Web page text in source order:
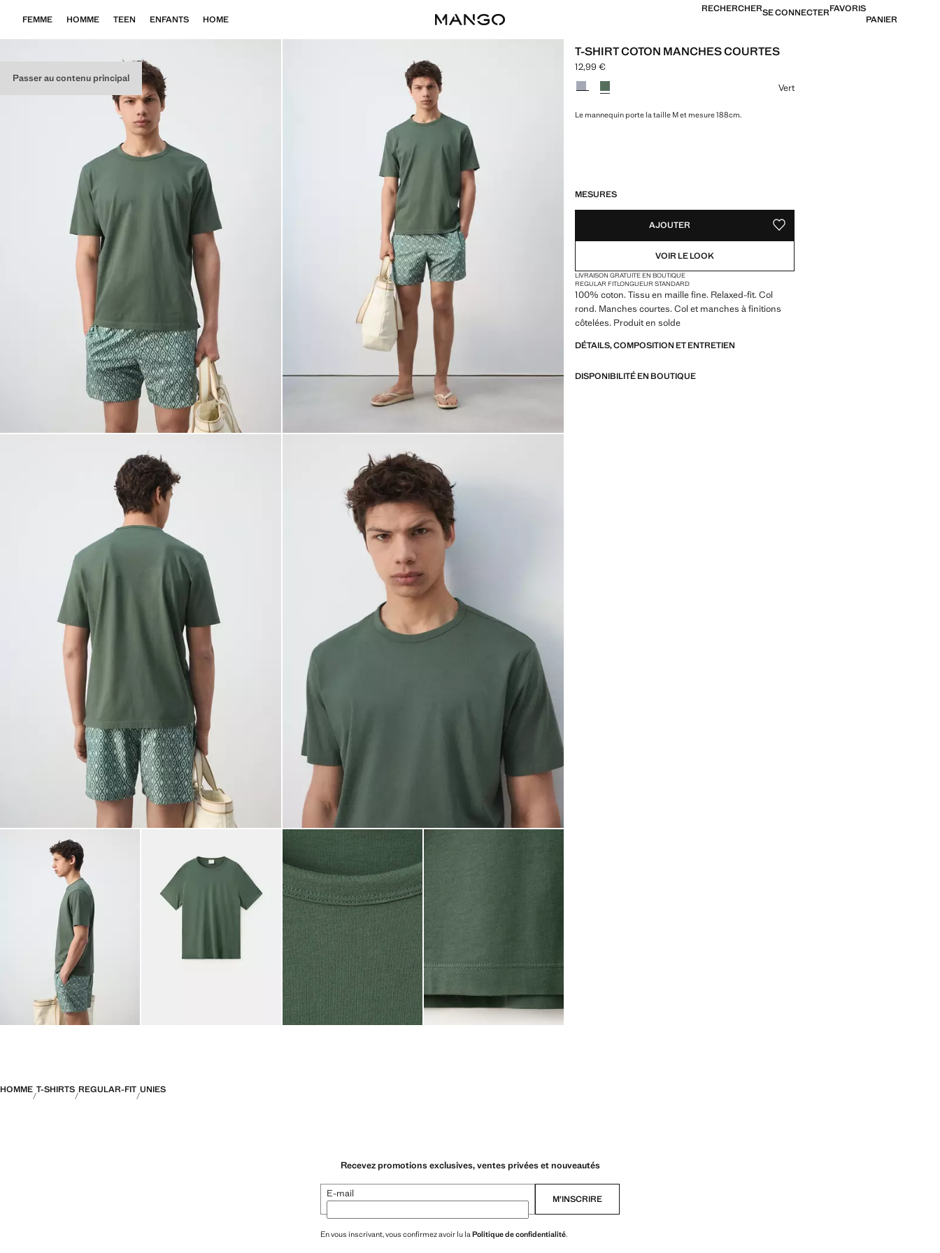
Passer au contenu principal
FEMME HOMME TEEN ENFANTS HOME
RECHERCHERSE CONNECTERFAVORIS
PANIER
T-SHIRT COTON MANCHES COURTES
Prix actuel [12,99 € ]
12,99 €
Choisissez une couleur
Vert
Le mannequin porte la taille M et mesure 188cm.
MESURES
AJOUTER AJOUTER AUX FAVORIS
VOIR LE LOOK
LIVRAISON GRATUITE EN BOUTIQUE
REGULAR FITLONGUEUR STANDARD
100% coton. Tissu en maille fine. Relaxed-fit. Col
rond. Manches courtes. Col et manches à finitions
côtelées. Produit en solde
DÉTAILS, COMPOSITION ET ENTRETIEN
DISPONIBILITÉ EN BOUTIQUE
HOMME T-SHIRTS REGULAR-FIT UNIES
Recevez promotions exclusives, ventes privées et nouveautés
E-mail M’INSCRIRE
En vous inscrivant, vous confirmez avoir lu laPolitique de confidentialité.